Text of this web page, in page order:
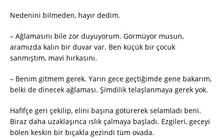
Nedenini bilmeden, hayır dedim.
– Ağlamasını bile zor duyuyorum. Görmüyor musun,
aramızda kalın bir duvar var. Ben küçük bir çocuk
sanmıştım, mavi hırkasını.
– Benim gitmem gerek. Yarın gece geçtiğimde gene bakarım,
belki de dinecek ağlaması. Şimdilik telaşlanmaya gerek yok.
Hafifçe geri çekilip, elini başına götürerek selamladı beni.
Biraz daha uzaklaşınca ıslık çalmaya başladı. Ezgileri, geceyi
bölen keskin bir bıçakla gezindi tüm ovada.